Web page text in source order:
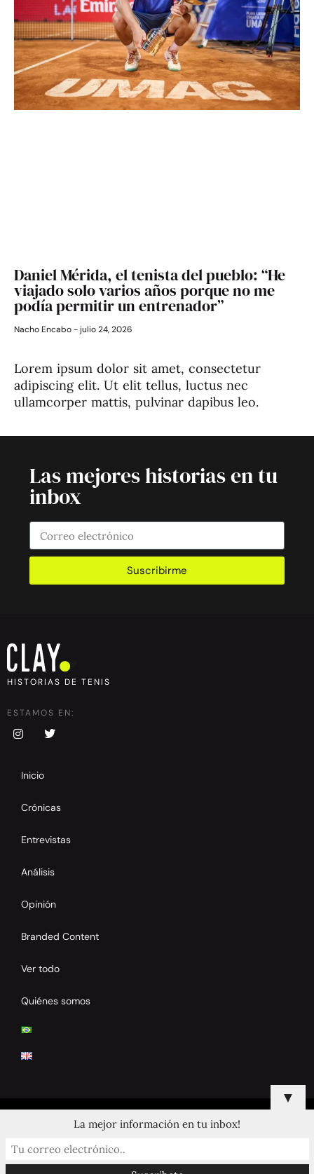
Daniel Mérida, el tenista del pueblo: “He
viajado solo varios años porque no me
podía permitir un entrenador”
Nacho Encabo julio 24, 2026
Lorem ipsum dolor sit amet, consectetur
adipiscing elit. Ut elit tellus, luctus nec
ullamcorper mattis, pulvinar dapibus leo.
Las mejores historias en tu
inbox
Suscribirme
HISTORIAS DE TENIS
ESTAMOS EN:
Inicio
Crónicas
Entrevistas
Análisis
Opinión
Branded Content
Ver todo
Quiénes somos
© 2024 Copyrights by Clay Tennis. All Rights Reserved.
▼
La mejor información en tu inbox!